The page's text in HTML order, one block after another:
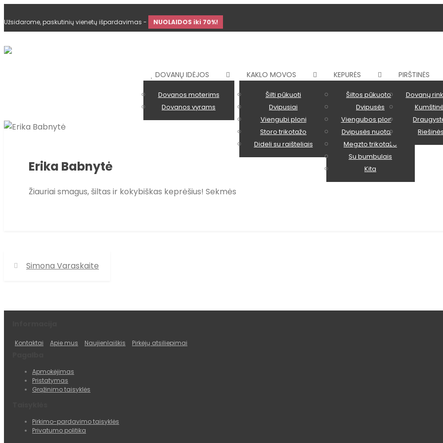
Užsidarome, paskutinių vienetų išpardavimas - NUOLAIDOS iki 70%!
DOVANŲ IDĖJOS
Dovanos moterims
Dovanos vyrams
KAKLO MOVOS
Šilti pūkuoti
Dvipusiai
Viengubi ploni
Storo trikotažo
Dideli su raišteliais
KEPURĖS
Šiltos pūkuotos
Dvipusės
Viengubos plonos
Dvipusės nuotaikų
Megzto trikotažo
Su bumbulais
Kita
PIRŠTINĖS
Dovanų
Riešinės
Erika Babnytė
Žiauriai smagus, šiltas ir kokybiškas keprėšius! Sekmės
Simona Varaskaite
Kontaktai Apie mus Naujienlaiškis Pirkėjų atsiliepimai
Apmokėjimas
Pristatymas
Grąžinimo taisyklės
Pirkimo-pardavimo taisyklės
Privatumo politika